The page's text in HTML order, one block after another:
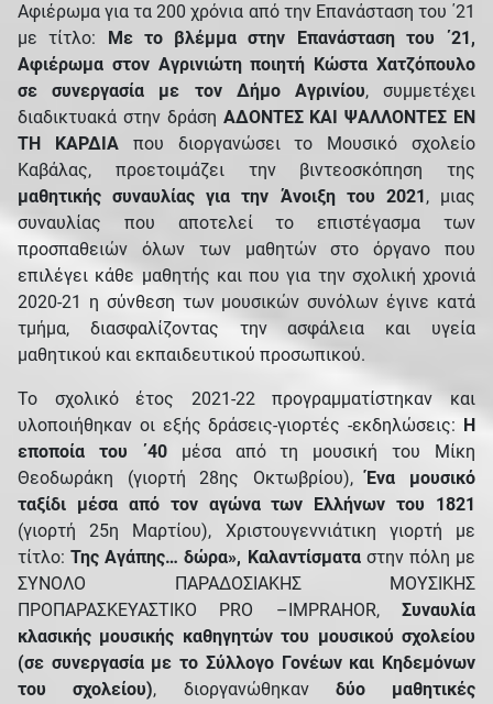
Αφιέρωμα για τα 200 χρόνια από την Επανάσταση του ΄21
με τίτλο: Με το βλέμμα στην Επανάσταση του ΄21,
Αφιέρωμα στον Αγρινιώτη ποιητή Κώστα Χατζόπουλο
σε συνεργασία με τον Δήμο Αγρινίου, συμμετέχει
διαδικτυακά στην δράση ΑΔΟΝΤΕΣ ΚΑΙ ΨΑΛΛΟΝΤΕΣ ΕΝ
ΤΗ ΚΑΡΔΙΑπου διοργανώσει το Μουσικό σχολείο
Καβάλας, προετοιμάζει την βιντεοσκόπηση της
μαθητικής συναυλίας για την Άνοιξη του 2021, μιας
συναυλίας που αποτελεί το επιστέγασμα των
προσπαθειών όλων των μαθητών στο όργανο που
επιλέγει κάθε μαθητής και που για την σχολική χρονιά
2020-21 η σύνθεση των μουσικών συνόλων έγινε κατά
τμήμα, διασφαλίζοντας την ασφάλεια και υγεία
μαθητικού και εκπαιδευτικού προσωπικού.
Το σχολικό έτος 2021-22 προγραμματίστηκαν και
υλοποιήθηκαν οι εξής δράσεις-γιορτές -εκδηλώσεις: Η
εποποία του ΄40μέσα από τη μουσική του Μίκη
Θεοδωράκη (γιορτή 28ης Οκτωβρίου),Ένα μουσικό
ταξίδι μέσα από τον αγώνα των Ελλήνων του 1821
(γιορτή 25η Μαρτίου), Χριστουγεννιάτικη γιορτή με
τίτλο:Της Αγάπης… δώρα», Καλαντίσματαστην πόλη με
ΣΥΝΟΛΟ ΠΑΡΑΔΟΣΙΑΚΗΣ ΜΟΥΣΙΚΗΣ
ΠΡΟΠΑΡΑΣΚΕΥΑΣΤΙΚΟ PRO –IMPRAHOR, Συναυλία
κλασικής μουσικής καθηγητών του μουσικού σχολείου
(σε συνεργασία με το Σύλλογο Γονέων και Κηδεμόνων
του σχολείου), διοργανώθηκαν δύο μαθητικές